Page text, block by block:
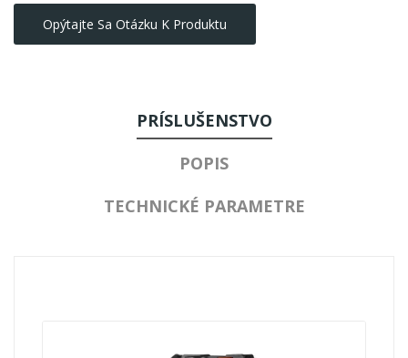
Opýtajte Sa Otázku K Produktu
PRÍSLUŠENSTVO
POPIS
TECHNICKÉ PARAMETRE